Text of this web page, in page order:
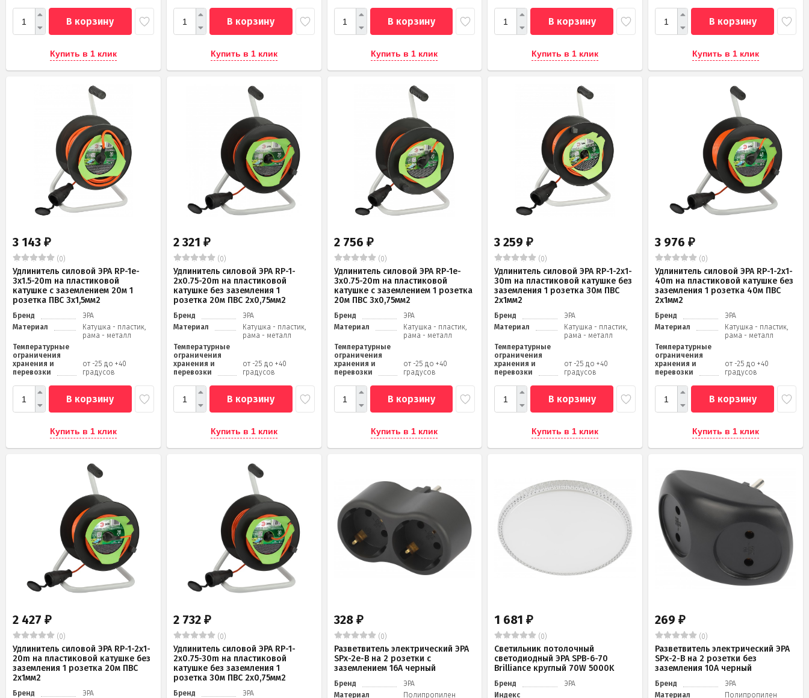
В корзину
Купить в 1 клик
В корзину
Купить в 1 клик
В корзину
Купить в 1 клик
В корзину
Купить в 1 клик
В корзину
Купить в 1 клик
3 143 ₽
(0)
Удлинитель силовой ЭРА RP-1e-
3x1.5-20m на пластиковой
катушке c заземлением 20м 1
розетка ПВС 3х1,5мм2
Бренд
ЭРА
Материал
Катушка - пластик,
рама - металл
Температурные
ограничения
хранения и
перевозки
от -25 до +40
градусов
В корзину
Купить в 1 клик
2 321 ₽
(0)
Удлинитель силовой ЭРА RP-1-
2x0.75-20m на пластиковой
катушке без заземления 1
розетка 20м ПВС 2х0,75мм2
Бренд
ЭРА
Материал
Катушка - пластик,
рама - металл
Температурные
ограничения
хранения и
перевозки
от -25 до +40
градусов
В корзину
Купить в 1 клик
2 756 ₽
(0)
Удлинитель силовой ЭРА RP-1e-
3х0.75-20m на пластиковой
катушке c заземлением 1 розетка
20м ПВС 3х0,75мм2
Бренд
ЭРА
Материал
Катушка - пластик,
рама - металл
Температурные
ограничения
хранения и
перевозки
от -25 до +40
градусов
В корзину
Купить в 1 клик
3 259₽
(0)
Удлинитель силовой ЭРА RP-1-2x1-
30m на пластиковой катушке без
заземления 1 розетка 30м ПВС
2x1мм2
Бренд
ЭРА
Материал
Катушка - пластик,
рама - металл
Температурные
ограничения
хранения и
перевозки
от -25 до +40
градусов
В корзину
Купить в 1 клик
3 976₽
(0)
Удлинитель силовой ЭРА RP-1-2x1-
40m на пластиковой катушке без
заземления 1 розетка 40м ПВС
2x1мм2
Бренд
ЭРА
Материал
Катушка - пластик,
рама - металл
Температурные
ограничения
хранения и
перевозки
от -25 до +40
градусов
В корзину
Купить в 1 клик
2 427 ₽
(0)
Удлинитель силовой ЭРА RP-1-2x1-
20m на пластиковой катушке без
заземления 1 розетка 20м ПВС
2х1мм2
Бренд ЭРА
2 732 ₽
(0)
Удлинитель силовой ЭРА RP-1-
2x0.75-30m на пластиковой
катушке без заземления 1
розетка 30м ПВС 2х0,75мм2
Бренд ЭРА
328 ₽
(0)
Разветвитель электрический ЭРА
SPx-2e-B на 2 розетки с
заземлением 16А черный
Бренд
ЭРА
Материал
Полипропилен
1 681₽
(0)
Светильник потолочный
светодиодный ЭРА SPB-6-70
Brilliance круглый 70W 5000K
Бренд
ЭРА
Индекс
269₽
(0)
Разветвитель электрический ЭРА
SPx-2-B на 2 розетки без
заземления 10А черный
Бренд
ЭРА
Материал
Полипропилен